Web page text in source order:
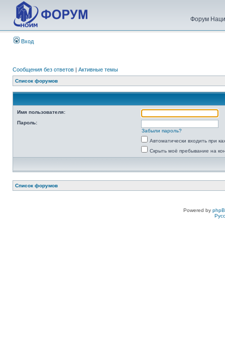
Форум
Вход
Сообщения без ответов | Активные темы
Список форумов
Имя пользователя:
Пароль:
Забыли пароль?
Автоматически входить при
Скрыть моё пребывание на
Список форумов
Powered by